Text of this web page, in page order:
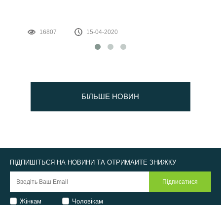
16807 15-04-2020
БІЛЬШЕ НОВИН
ПІДПИШІТЬСЯ НА НОВИНИ ТА ОТРИМАЙТЕ ЗНИЖКУ
Жінкам Чоловікам